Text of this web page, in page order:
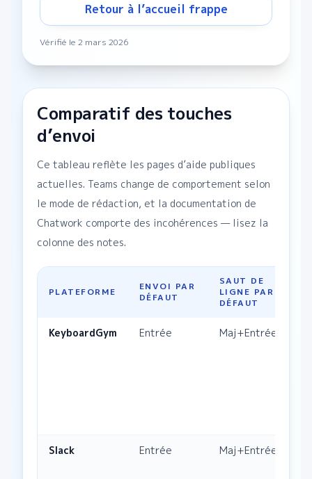
Retour à l’accueil frappe
Vérifié le 2 mars 2026
Comparatif des touches
d’envoi
Ce tableau reflète les pages d’aide publiques
actuelles. Teams change de comportement selon
le mode de rédaction, et la documentation de
Chatwork comporte des incohérences — lisez la
colonne des notes.
PLATEFORME
ENVOI PAR
DÉFAUT
SAUT DE
LIGNE PAR
DÉFAUT
KeyboardGym Entrée Maj+Entrée
Slack Entrée Maj+Entrée